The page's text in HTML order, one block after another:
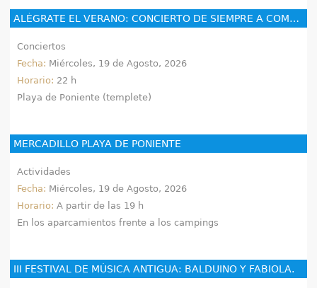
ALÉGRATE EL VERANO: CONCIERTO DE SIEMPRE A COMPÁS
Conciertos
Fecha: Miércoles, 19 de Agosto, 2026
Horario: 22 h
Playa de Poniente (templete)
MERCADILLO PLAYA DE PONIENTE
Actividades
Fecha: Miércoles, 19 de Agosto, 2026
Horario:A partir de las 19 h
En los aparcamientos frente a los campings
III FESTIVAL DE MÚSICA ANTIGUA: BALDUINO Y FABIOLA.